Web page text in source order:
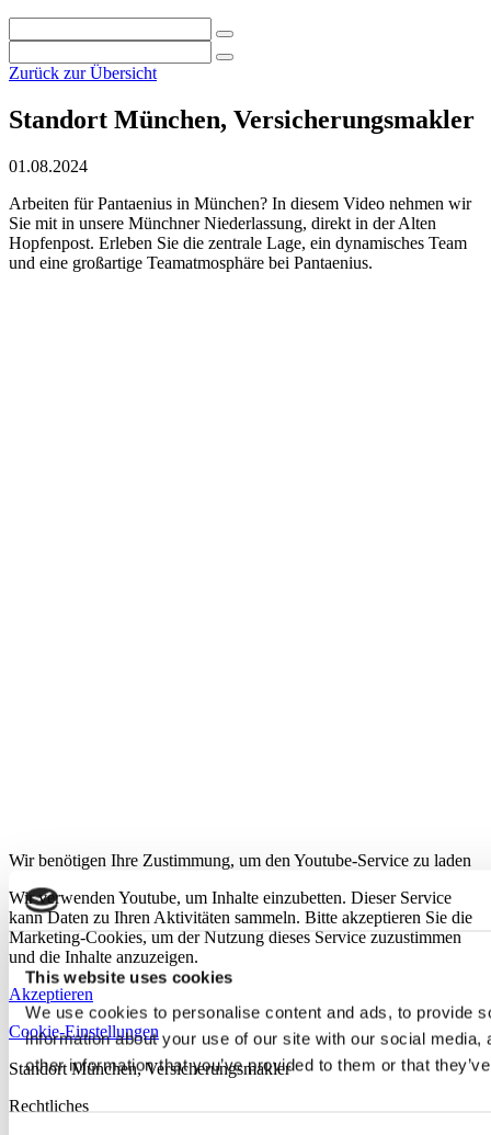
This website uses cookies
We use cookies to personalise content and ads, to provide
information about your use of our site with our social
other information that you’ve provided to them or that
Zurück zur Übersicht
Standort München, Versicherungsmakler
01.08.2024
Arbeiten für Pantaenius in München? In diesem Video nehmen wir
Sie mit in unsere Münchner Niederlassung, direkt in der Alten
Hopfenpost. Erleben Sie die zentrale Lage, ein dynamisches Team
und eine großartige Teamatmosphäre bei Pantaenius.
Wir benötigen Ihre Zustimmung, um den Youtube-Service zu laden
Wir verwenden Youtube, um Inhalte einzubetten. Dieser Service
kann Daten zu Ihren Aktivitäten sammeln. Bitte akzeptieren Sie die
Marketing-Cookies, um der Nutzung dieses Service zuzustimmen
und die Inhalte anzuzeigen.
Akzeptieren
Cookie-Einstellungen
Standort München, Versicherungsmakler
Rechtliches